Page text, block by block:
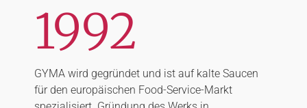
1992
GYMA wird gegründet und ist auf kalte Saucen
für den europäischen Food-Service-Markt